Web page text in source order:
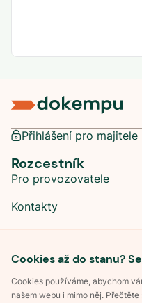
Cookies až do stanu?
Cookies používáme, abychom
našem webu i mimo něj.
Přihlášení pro majitele
Rozcestník
Pro provozovatele
Kontakty